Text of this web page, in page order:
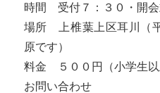
時間 受付７：３０・開会
場所 上椎葉上区耳川（
原です）
料金 ５００円（小学生以
お問い合わせ